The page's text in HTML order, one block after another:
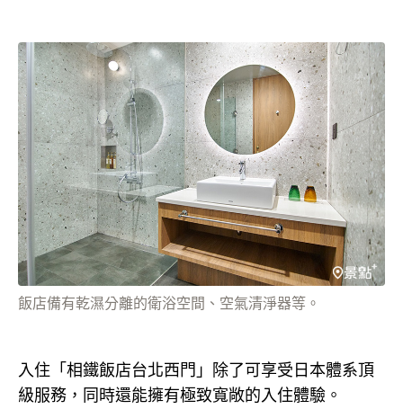
飯店備有乾濕分離的衛浴空間、空氣清淨器等。
入住「相鐵飯店台北西門」除了可享受日本體系頂
級服務，同時還能擁有極致寬敞的入住體驗。